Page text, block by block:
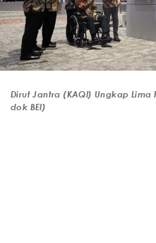
Dirut Jantra (KAQI) Ungkap Lima
dok BEI)